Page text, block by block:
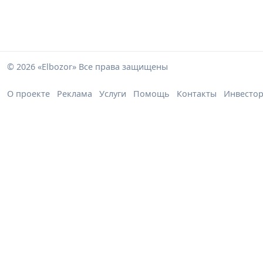
© 2026 «Elbozor» Все права защищены
О проекте Реклама Услуги Помощь Контакты